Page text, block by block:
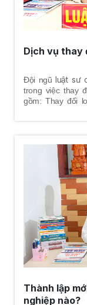
Dịch vụ thay
Đội ngũ luật sư
trong việc thay
gồm: Thay đổi
đổi con dấu
Thành lập
nghiệp nào?